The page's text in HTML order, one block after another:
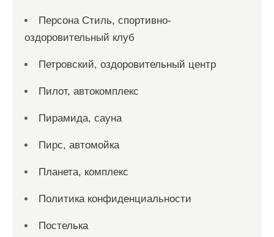
Персона Стиль, спортивно-
оздоровительный клуб
Петровский, оздоровительный центр
Пилот, автокомплекс
Пирамида, сауна
Пирс, автомойка
Планета, комплекс
Политика конфиденциальности
Постелька